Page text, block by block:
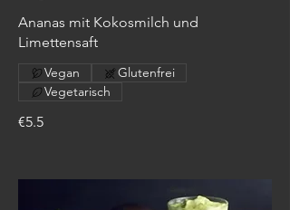
Ananas mit Kokosmilch und
Limettensaft
€5.5
Vegan
Glutenfrei
Vegetarisch